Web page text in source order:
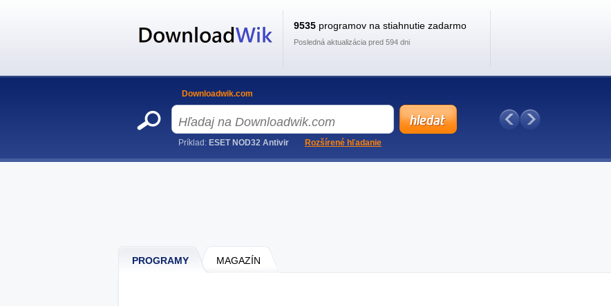
PROGRAMY MAGAZÍN
9535 programov na stiahnutie zadarmo
Posledná aktualizácia pred 594 dni
Downloadwik.com
Príklad: ESET NOD32 Antivir Rozšírené hľadanie